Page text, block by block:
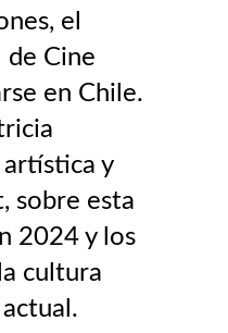
el
de Cine
en Chile.
y
sobre esta
2024 y los
cultura